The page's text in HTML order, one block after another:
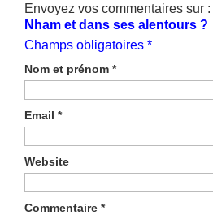
Envoyez vos commentaires sur :
Nham et dans ses alentours ?
Champs obligatoires *
Nom et prénom *
Email *
Website
Commentaire *